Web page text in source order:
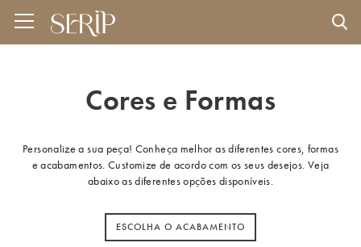
Cores e Formas
Personalize a sua peça! Conheça melhor as diferentes cores, formas
e acabamentos. Customize de acordo com os seus desejos. Veja
abaixo as diferentes opções disponíveis.
ESCOLHA O ACABAMENTO